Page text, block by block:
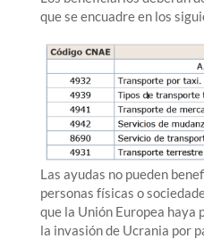
que se encuadre en los
Las ayudas no pueden
personas físicas o
que la Unión Europea haya
la invasión de Ucrania por